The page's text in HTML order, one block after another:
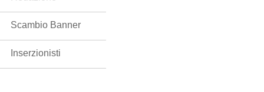
Scambio Banner
Inserzionisti